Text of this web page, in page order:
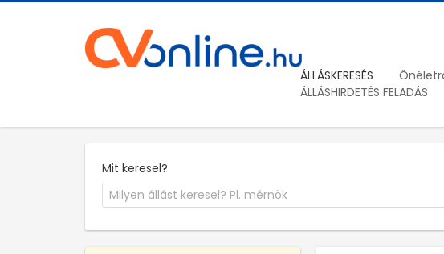
ÁLLÁSKERESÉS
ÁLLÁSHIRDETÉS FELADÁS
Mit keresel?